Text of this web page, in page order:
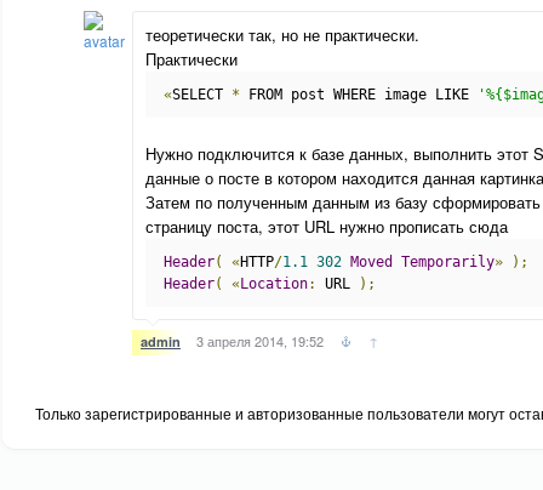
теоретически так, но не практически.
Практически
«SELECT * FROM post WHERE image LIKE
Нужно подключится к базе данных, выполнить этот
данные о посте в котором находится данная
Затем по полученным данным из базу
страницу поста, этот URL нужно прописать сюда
Header( «HTTP/1.1 302 Moved Temporarily»
);
Header( «Location: URL );
admin 3 апреля 2014, 19:52 ↑
Только зарегистрированные и авторизованные пользователи могут